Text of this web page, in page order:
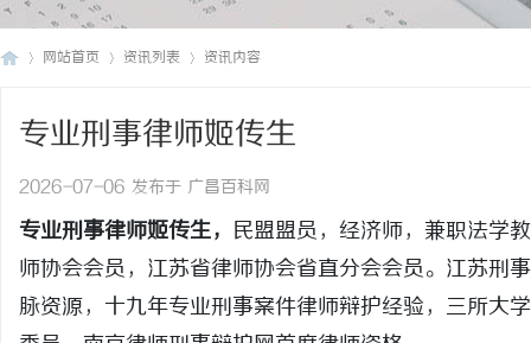
网站首页 资讯列表 资讯内容
专业刑事律师姬传生
2026-07-06 发布于 广昌百科网
专业刑事律师姬传生，
民盟盟员，经济师，兼职法学
师协会会员，江苏省律师协会省直分会会员。江苏刑
脉资源，十九年专业刑事案件律师辩护经验，三所大